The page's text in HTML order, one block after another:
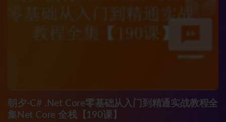
朝夕-C# .Net Core零基础从入门到精通实战教程全
集Net Core 全栈【190课】